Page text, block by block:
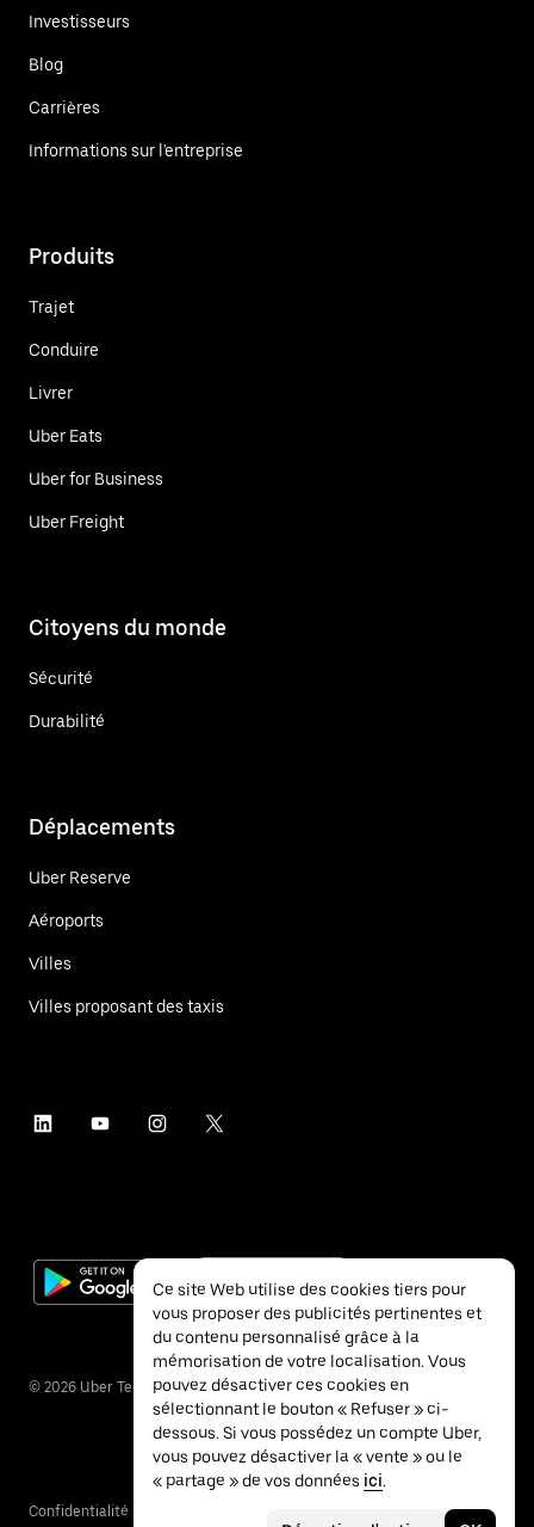
Investisseurs
Blog
Carrières
Informations sur l'entreprise
Produits
Trajet
Conduire
Livrer
Uber Eats
Uber for Business
Uber Freight
Citoyens du monde
Sécurité
Durabilité
Déplacements
Uber Reserve
Aéroports
Villes
Villes proposant des taxis
© 2026 Uber Technologies Inc.
Confidentialité
Ce site Web utilise des cookies tiers pour
vous proposer des publicités pertinentes et
du contenu personnalisé grâce à la
mémorisation de votre localisation. Vous
pouvez désactiver ces cookies en
sélectionnant le bouton « Refuser » ci-
dessous. Si vous possédez un compte Uber,
vous pouvez désactiver la « vente » ou le
« partage » de vos données ici.